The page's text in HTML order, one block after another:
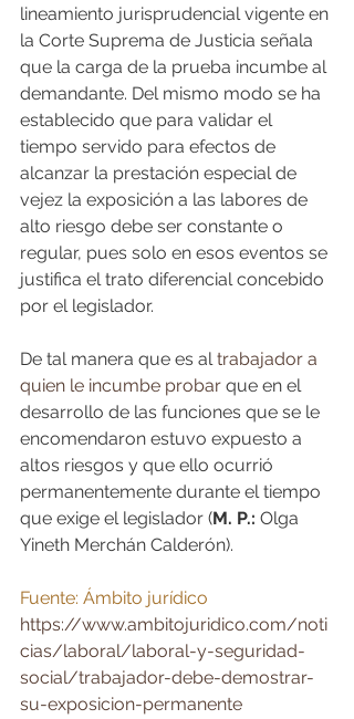
lineamiento jurisprudencial vigente en
la Corte Suprema de Justicia señala
que la carga de la prueba incumbe al
demandante. Del mismo modo se ha
establecido que para validar el
tiempo servido para efectos de
alcanzar la prestación especial de
vejez la exposición a las labores de
alto riesgo debe ser constante o
regular, pues solo en esos eventos se
justifica el trato diferencial concebido
por el legislador.
De tal manera que es al trabajador a
quien le incumbe probar que en el
desarrollo de las funciones que se le
encomendaron estuvo expuesto a
altos riesgos y que ello ocurrió
permanentemente durante el tiempo
que exige el legislador (M. P.: Olga
Yineth Merchán Calderón).
Fuente: Ámbito jurídico
https://www.ambitojuridico.com/noti
cias/laboral/laboral-y-seguridad-
social/trabajador-debe-demostrar-
su-exposicion-permanente